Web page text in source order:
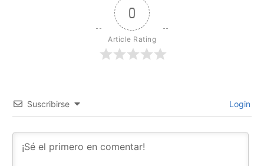
0
Article Rating
Suscribirse Login